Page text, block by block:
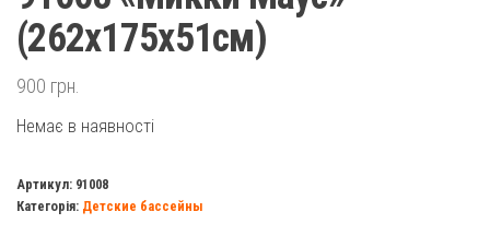
(262х175х51см)
900 грн.
Немає в наявності
Артикул: 91008
Категорія: Детские бассейны